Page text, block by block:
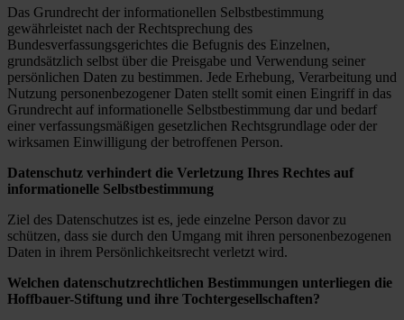
Das Grundrecht der informationellen Selbstbestimmung
gewährleistet nach der Rechtsprechung des
Bundesverfassungsgerichtes die Befugnis des Einzelnen,
grundsätzlich selbst über die Preisgabe und Verwendung seiner
persönlichen Daten zu bestimmen. Jede Erhebung, Verarbeitung und
Nutzung personenbezogener Daten stellt somit einen Eingriff in das
Grundrecht auf informationelle Selbstbestimmung dar und bedarf
einer verfassungsmäßigen gesetzlichen Rechtsgrundlage oder der
wirksamen Einwilligung der betroffenen Person.
Datenschutz verhindert die Verletzung Ihres Rechtes auf
informationelle Selbstbestimmung
Ziel des Datenschutzes ist es, jede einzelne Person davor zu
schützen, dass sie durch den Umgang mit ihren personenbezogenen
Daten in ihrem Persönlichkeitsrecht verletzt wird.
Welchen datenschutzrechtlichen Bestimmungen unterliegen die
Hoffbauer-Stiftung und ihre Tochtergesellschaften?